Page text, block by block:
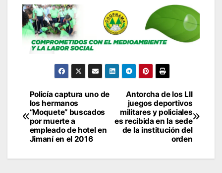
Navegación
de
entradas
Antorcha de los LII
juegos deportivos
militares y policiales
es recibida en la sede
de la institución del
orden
Policía captura uno de
los hermanos
“Moquete” buscados
por muerte a
empleado de hotel en
Jimaní en el 2016